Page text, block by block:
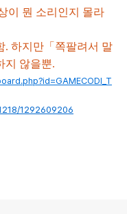
이 뭔 소리인지 몰라
. 하지만「쪽팔려서 말
지 않을뿐.
1292609206